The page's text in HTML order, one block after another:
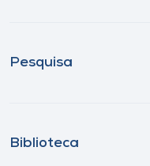
Pesquisa
Biblioteca